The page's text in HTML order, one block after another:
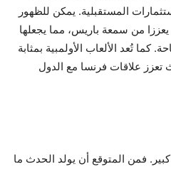
المستقبلية. يمكن للظهور
يعززا من سمعة باريس، مما يجعلها
كما تُعد الألعاب الأولمبية بمثابة
تعزز علاقات فرنسا مع الدول
كبير. فمن المتوقع أن يولد الحدث ما